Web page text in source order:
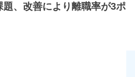
題、改善により離職率が3ポ